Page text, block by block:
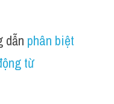
dẫn phân biệt
từ